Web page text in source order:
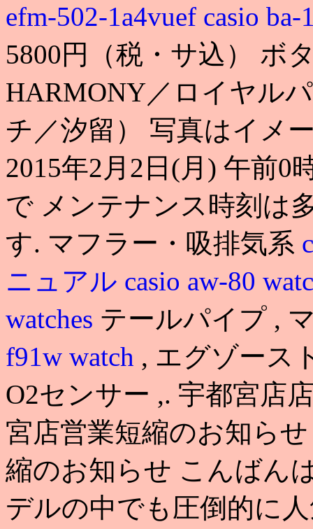
efm-502-1a4vuef casio
5800円（税・サ込） ボ
HARMONY／ロイヤル
チ／汐留） 写真はイメ
2015年2月2日(月) 午前0
で メンテナンス時刻は
す. マフラー・吸排気系
ニュアル casio aw-80
watches テールパイプ ,
f91w watch , エグゾース
O2センサー ,. 宇都宮店
宮店営業短縮のお知ら
縮のお知らせ こんばん
デルの中でも圧倒的に